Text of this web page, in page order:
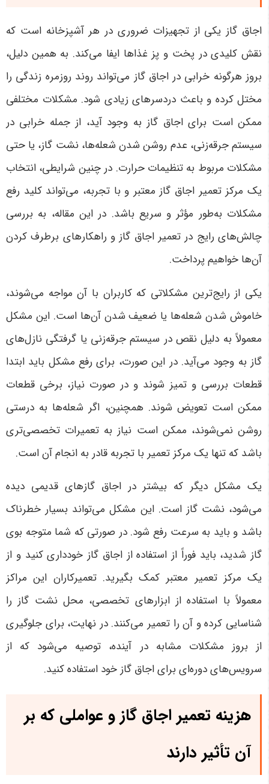
اجاق گاز یکی از تجهیزات ضروری در هر آشپزخانه است که
نقش کلیدی در پخت و پز غذاها ایفا می‌کند. به همین دلیل،
بروز هرگونه خرابی در اجاق گاز می‌تواند روند روزمره زندگی را
مختل کرده و باعث دردسرهای زیادی شود. مشکلات مختلفی
ممکن است برای اجاق گاز به وجود آید، از جمله خرابی در
سیستم جرقه‌زنی، عدم روشن شدن شعله‌ها، نشت گاز، یا حتی
مشکلات مربوط به تنظیمات حرارت. در چنین شرایطی، انتخاب
یک مرکز تعمیر اجاق گاز معتبر و با تجربه، می‌تواند کلید رفع
مشکلات به‌طور مؤثر و سریع باشد. در این مقاله، به بررسی
چالش‌های رایج در تعمیر اجاق گاز و راهکارهای برطرف کردن
آن‌ها خواهیم پرداخت.
یکی از رایج‌ترین مشکلاتی که کاربران با آن مواجه می‌شوند،
خاموش شدن شعله‌ها یا ضعیف شدن آن‌ها است. این مشکل
معمولاً به دلیل نقص در سیستم جرقه‌زنی یا گرفتگی نازل‌های
گاز به وجود می‌آید. در این صورت، برای رفع مشکل باید ابتدا
قطعات بررسی و تمیز شوند و در صورت نیاز، برخی قطعات
ممکن است تعویض شوند. همچنین، اگر شعله‌ها به درستی
روشن نمی‌شوند، ممکن است نیاز به تعمیرات تخصصی‌تری
باشد که تنها یک مرکز تعمیر با تجربه قادر به انجام آن است.
یک مشکل دیگر که بیشتر در اجاق گازهای قدیمی دیده
می‌شود، نشت گاز است. این مشکل می‌تواند بسیار خطرناک
باشد و باید به سرعت رفع شود. در صورتی که شما متوجه بوی
گاز شدید، باید فوراً از استفاده از اجاق گاز خودداری کنید و از
یک مرکز تعمیر معتبر کمک بگیرید. تعمیرکاران این مراکز
معمولاً با استفاده از ابزارهای تخصصی، محل نشت گاز را
شناسایی کرده و آن را تعمیر می‌کنند. در نهایت، برای جلوگیری
از بروز مشکلات مشابه در آینده، توصیه می‌شود که از
سرویس‌های دوره‌ای برای اجاق گاز خود استفاده کنید.
هزینه تعمیر اجاق گاز و عواملی که بر
آن تأثیر دارند